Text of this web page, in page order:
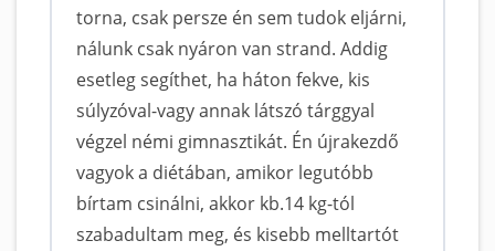
torna, csak persze én sem tudok eljárni,
nálunk csak nyáron van strand. Addig
esetleg segíthet, ha háton fekve, kis
súlyzóval-vagy annak látszó tárggyal
végzel némi gimnasztikát. Én újrakezdő
vagyok a diétában, amikor legutóbb
bírtam csinálni, akkor kb.14 kg-tól
szabadultam meg, és kisebb melltartót